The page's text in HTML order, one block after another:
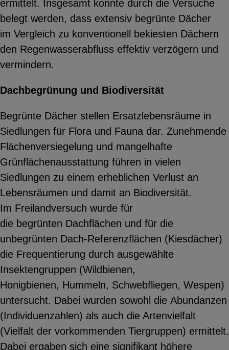
ermittelt. Insgesamt konnte durch die Versuche
belegt werden, dass extensiv begrünte Dächer
im Vergleich zu konventionell bekiesten Dächern
den Regenwasserabfluss effektiv verzögern und
vermindern.
Dachbegrünung und Biodiversität
Begrünte Dächer stellen Ersatzlebensräume in
Siedlungen für Flora und Fauna dar. Zunehmende
Flächenversiegelung und mangelhafte
Grünflächenausstattung führen in vielen
Siedlungen zu einem erheblichen Verlust an
Lebensräumen und damit an Biodiversität.
Im Freilandversuch wurde für
die begrünten Dachflächen und für die
unbegrünten Dach-Referenzflächen (Kiesdächer)
die Frequentierung durch ausgewählte
Insektengruppen (Wildbienen,
Honigbienen, Hummeln, Schwebfliegen, Wespen)
untersucht. Dabei wurden sowohl die Abundanzen
(Individuenzahlen) als auch die Artenvielfalt
(Vielfalt der vorkommenden Tiergruppen) ermittelt.
Dabei ergaben sich eine signifikant höhere